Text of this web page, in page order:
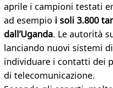
aprile i campioni testati
ad esempio i soli 3.800
dall’Uganda. Le autorità
lanciando nuovi sistemi
individuare i contatti dei
di telecomunicazione.